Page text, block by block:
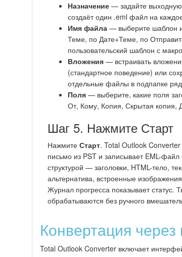
Назначение — задайте
создаёт один .eml файл на
Имя файла — выберите шаблон
Теме, по Дате+Теме, по
пользовательский шаблон с
Вложения — встраивать
(стандартное поведение) или
отдельные файлы в подпапке
Поля — выберите, какие поля
От, Кому, Копия, Скрытая копия,
Шаг 5. Нажмите Старт
Нажмите Старт. Total Outlook Converter
письмо из PST и записывает EML-
структурой — заголовки, HTML-тело,
альтернатива, встроенные
Журнал прогресса показывает статус.
обрабатываются без ручного
Конвертация
Total Outlook Converter включает